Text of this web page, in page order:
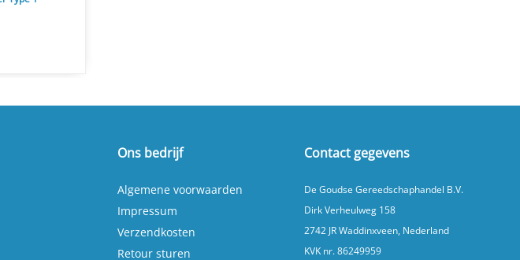
Ons bedrijf
Algemene voorwaarden
Impressum
Verzendkosten
Retour sturen
Contact gegevens
De Goudse Gereedschaphandel B.V.
Dirk Verheulweg 158
2742 JR Waddinxveen, Nederland
KVK nr. 86249959